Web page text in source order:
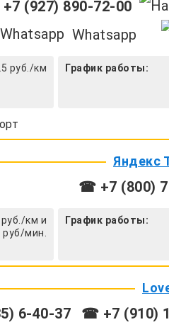
(927) 890-72-00
Whatsapp
руб./км График работы:
Яндекс
☎ +7 (800)
км и
руб/мин.
График работы:
6-40-37 ☎ +7 (910)